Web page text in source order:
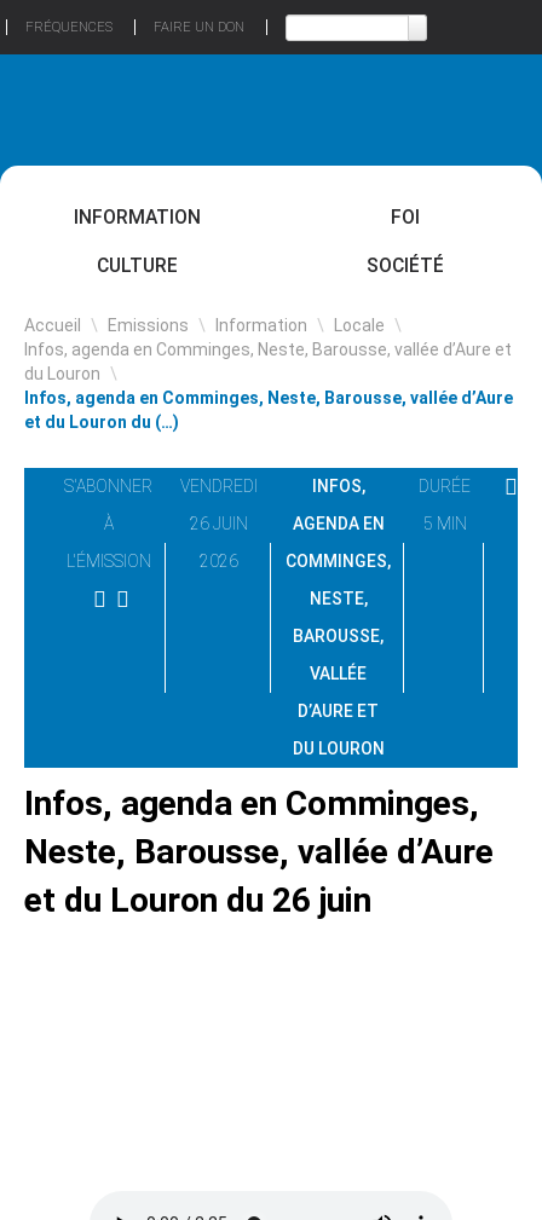
FRÉQUENCES FAIRE UN DON
INFORMATION FOI
CULTURE SOCIÉTÉ
Accueil \ Emissions \ Information \ Locale \
Infos, agenda en Comminges, Neste, Barousse, vallée d’Aure et
du Louron \
Infos, agenda en Comminges, Neste, Barousse, vallée d’Aure
et du Louron du (…)
S'ABONNER
À
L'ÉMISSION
VENDREDI
26 JUIN
2026
INFOS,
AGENDA EN
COMMINGES,
NESTE,
BAROUSSE,
VALLÉE
D’AURE ET
DU LOURON
DURÉE
5 MIN
Infos, agenda en Comminges,
Neste, Barousse, vallée d’Aure
et du Louron du 26 juin